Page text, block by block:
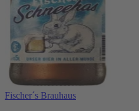
Fischer´s Brauhaus